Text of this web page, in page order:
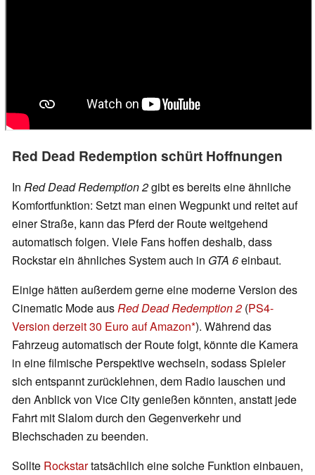
Red Dead Redemption schürt Hoffnungen
In Red Dead Redemption 2gibt es bereits eine ähnliche
Komfortfunktion: Setzt man einen Wegpunkt und reitet auf
einer Straße, kann das Pferd der Route weitgehend
automatisch folgen. Viele Fans hoffen deshalb, dass
Rockstar ein ähnliches System auch in GTA 6einbaut.
Einige hätten außerdem gerne eine moderne Version des
Cinematic Mode ausRed Dead Redemption 2 (PS4-
Version derzeit 30 Euro auf Amazon ). Während das
Fahrzeug automatisch der Route folgt, könnte die Kamera
in eine filmische Perspektive wechseln, sodass Spieler
sich entspannt zurücklehnen, dem Radio lauschen und
den Anblick von Vice City genießen könnten, anstatt jede
Fahrt mit Slalom durch den Gegenverkehr und
Blechschaden zu beenden.
Sollte Rockstartatsächlich eine solche Funktion einbauen,